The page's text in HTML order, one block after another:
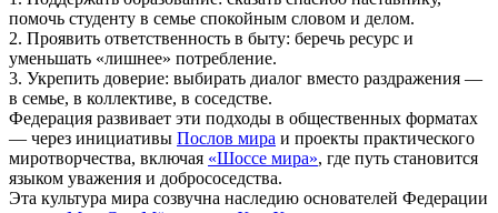
помочь студенту в семье спокойным словом и делом.
2. Проявить ответственность в быту: беречь ресурс и
уменьшать «лишнее» потребление.
3. Укрепить доверие: выбирать диалог вместо раздражения —
в семье, в коллективе, в соседстве.
Федерация развивает эти подходы в общественных форматах
— через инициативы Послов мира и проекты практического
миротворчества, включая «Шоссе мира», где путь становится
языком уважения и добрососедства.
Эта культура мира созвучна наследию основателей Федерации